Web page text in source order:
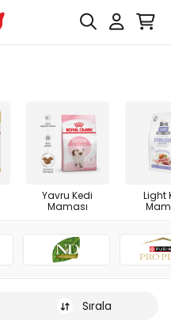
Yavru Kedi
Maması
Light
Sırala